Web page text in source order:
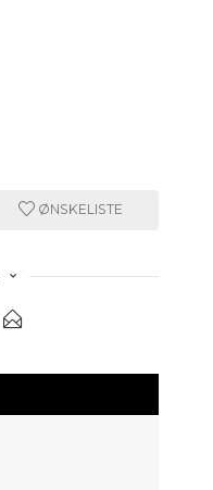
ØNSKELISTE